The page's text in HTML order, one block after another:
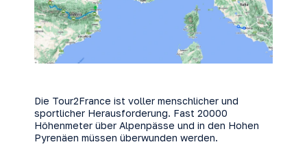
Die Tour2France ist voller menschlicher und
sportlicher Herausforderung. Fast 20000
Höhenmeter über Alpenpässe und in den Hohen
Pyrenäen müssen überwunden werden.